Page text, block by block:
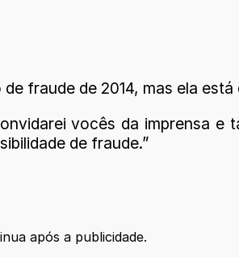
fraude de 2014, mas ela
vocês da imprensa e
de fraude.”
após a publicidade.